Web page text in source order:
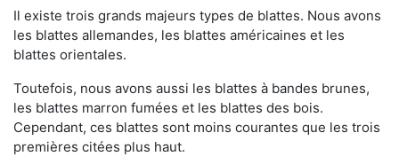
Il existe trois grands majeurs types de blattes. Nous avons
les blattes allemandes, les blattes américaines et les
blattes orientales.
Toutefois, nous avons aussi les blattes à bandes brunes,
les blattes marron fumées et les blattes des bois.
Cependant, ces blattes sont moins courantes que les trois
premières citées plus haut.